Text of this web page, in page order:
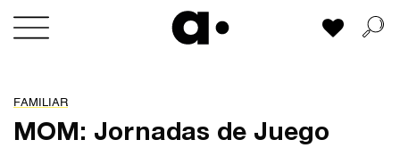
Skip
Mi lista
FAMILIAR
MOM: Jornadas de Juego